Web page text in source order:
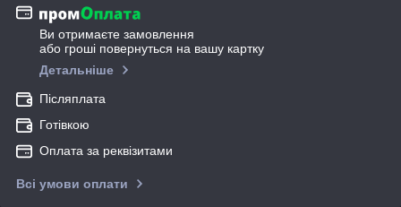
Ви отримаєте замовлення
або гроші повернуться на вашу картку
Детальніше
Післяплата
Готівкою
Оплата за реквізитами
Всі умови оплати